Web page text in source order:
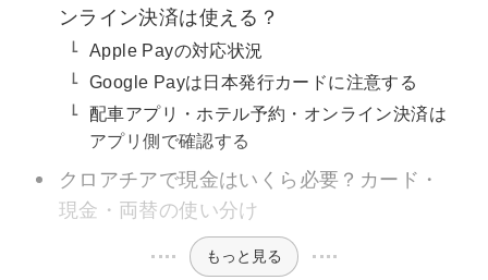
ンライン決済は使える？
Apple Payの対応状況
Google Payは日本発行カードに注意する
配車アプリ・ホテル予約・オンライン決済は
アプリ側で確認する
クロアチアで現金はいくら必要？カード・
現金・両替の使い分け
もっと見る